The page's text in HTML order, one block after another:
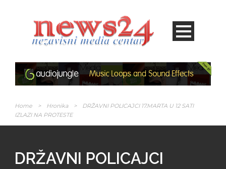
Home > Hronika >
DRŽAVNI POLICAJCI 17.MARTA U 12 SATI
IZLAZI NA PROTESTE
DRŽAVNI POLICAJCI